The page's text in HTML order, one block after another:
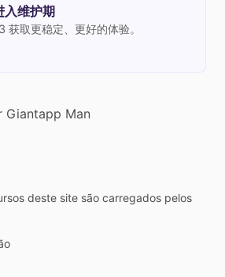
入维护期
获取更稳定、更好的体验。
Giantapp Man
deste site são carregados pelos